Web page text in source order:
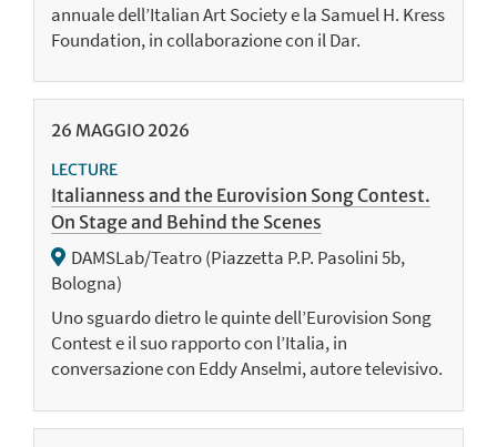
annuale dell’Italian Art Society e la Samuel H. Kress
Foundation, in collaborazione con il Dar.
26 MAGGIO 2026
LECTURE
Italianness and the Eurovision Song Contest.
On Stage and Behind the Scenes
DAMSLab/Teatro (Piazzetta P.P. Pasolini 5b,
Bologna)
Uno sguardo dietro le quinte dell’Eurovision Song
Contest e il suo rapporto con l’Italia, in
conversazione con Eddy Anselmi, autore televisivo.